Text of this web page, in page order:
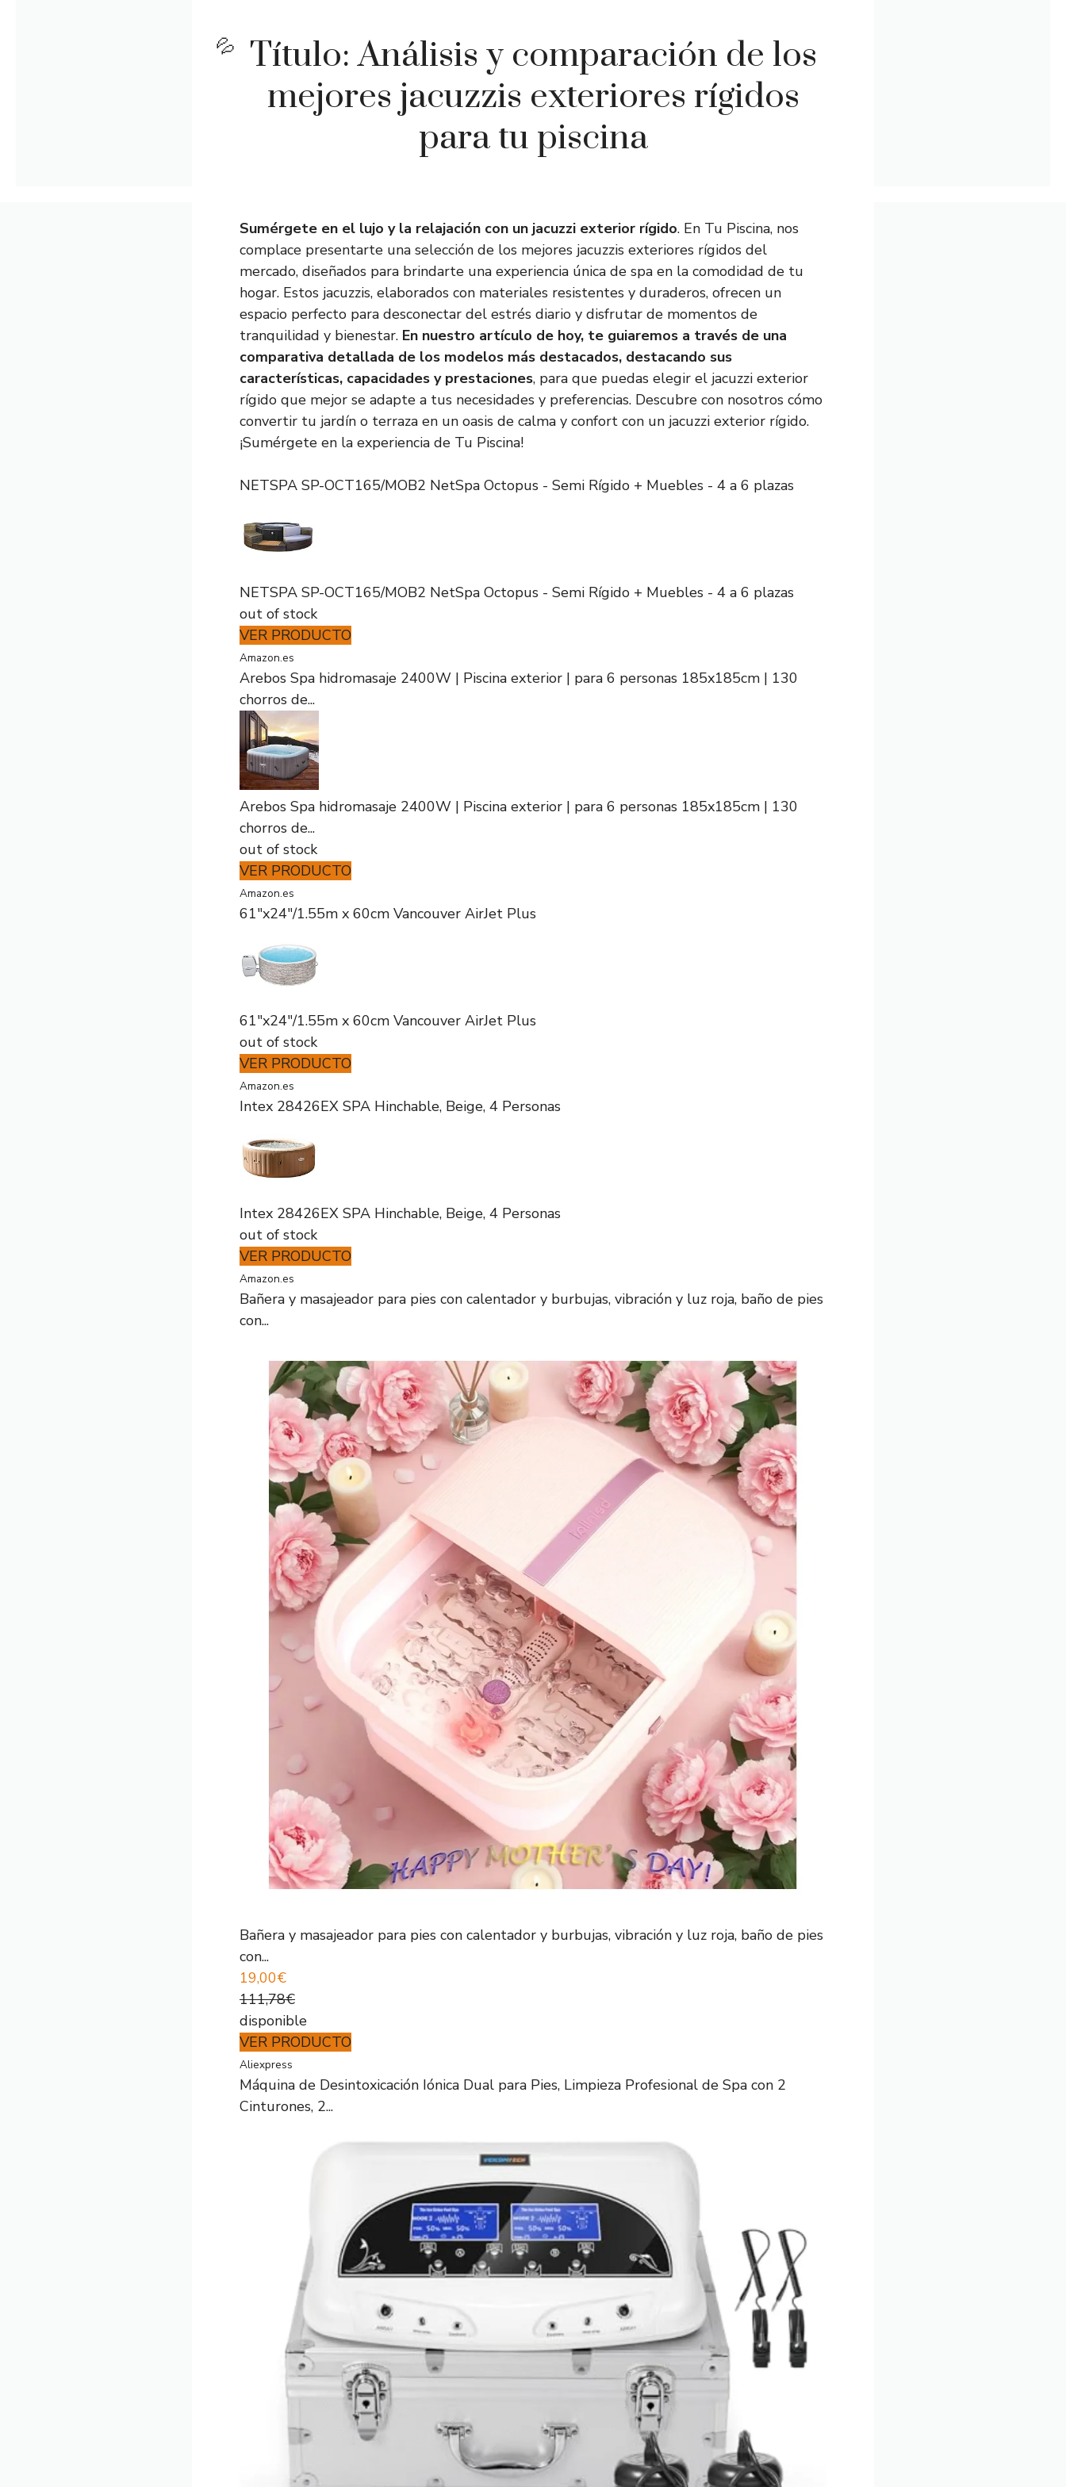
Título: Análisis y comparación de los
mejores jacuzzis exteriores rígidos
para tu piscina
Sumérgete en el lujo y la relajación con un jacuzzi exterior rígido. En Tu Piscina, nos
complace presentarte una selección de los mejores jacuzzis exteriores rígidos del
mercado, diseñados para brindarte una experiencia única de spa en la comodidad de tu
hogar. Estos jacuzzis, elaborados con materiales resistentes y duraderos, ofrecen un
espacio perfecto para desconectar del estrés diario y disfrutar de momentos de
tranquilidad y bienestar. En nuestro artículo de hoy, te guiaremos a través de una
comparativa detallada de los modelos más destacados, destacando sus
características, capacidades y prestaciones, para que puedas elegir el jacuzzi exterior
rígido que mejor se adapte a tus necesidades y preferencias. Descubre con nosotros cómo
convertir tu jardín o terraza en un oasis de calma y confort con un jacuzzi exterior rígido.
¡Sumérgete en la experiencia de Tu Piscina!
NETSPA SP-OCT165/MOB2 NetSpa Octopus - Semi Rígido + Muebles - 4 a 6 plazas
NETSPA SP-OCT165/MOB2 NetSpa Octopus - Semi Rígido + Muebles - 4 a 6 plazas
out of stock
VER PRODUCTO
Amazon.es
Arebos Spa hidromasaje 2400W | Piscina exterior | para 6 personas 185x185cm | 130
chorros de...
Arebos Spa hidromasaje 2400W | Piscina exterior | para 6 personas 185x185cm | 130
chorros de...
out of stock
VER PRODUCTO
Amazon.es
61"x24"/1.55m x 60cm Vancouver AirJet Plus
61"x24"/1.55m x 60cm Vancouver AirJet Plus
out of stock
VER PRODUCTO
Amazon.es
Intex 28426EX SPA Hinchable, Beige, 4 Personas
Intex 28426EX SPA Hinchable, Beige, 4 Personas
out of stock
VER PRODUCTO
Amazon.es
Bañera y masajeador para pies con calentador y burbujas, vibración y luz roja, baño de pies
con...
Bañera y masajeador para pies con calentador y burbujas, vibración y luz roja, baño de pies
con...
19,00€
111,78€
disponible
VER PRODUCTO
Aliexpress
Máquina de Desintoxicación Iónica Dual para Pies, Limpieza Profesional de Spa con 2
Cinturones, 2...